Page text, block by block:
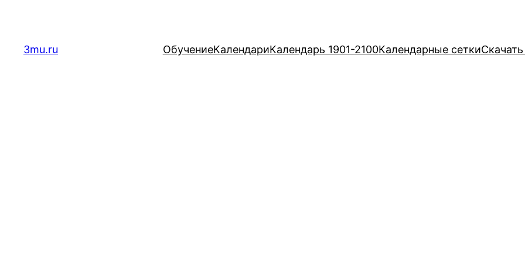
содержимому
3mu.ru ОбучениеКалендариКалендарь 1901-2100Календарные сетки